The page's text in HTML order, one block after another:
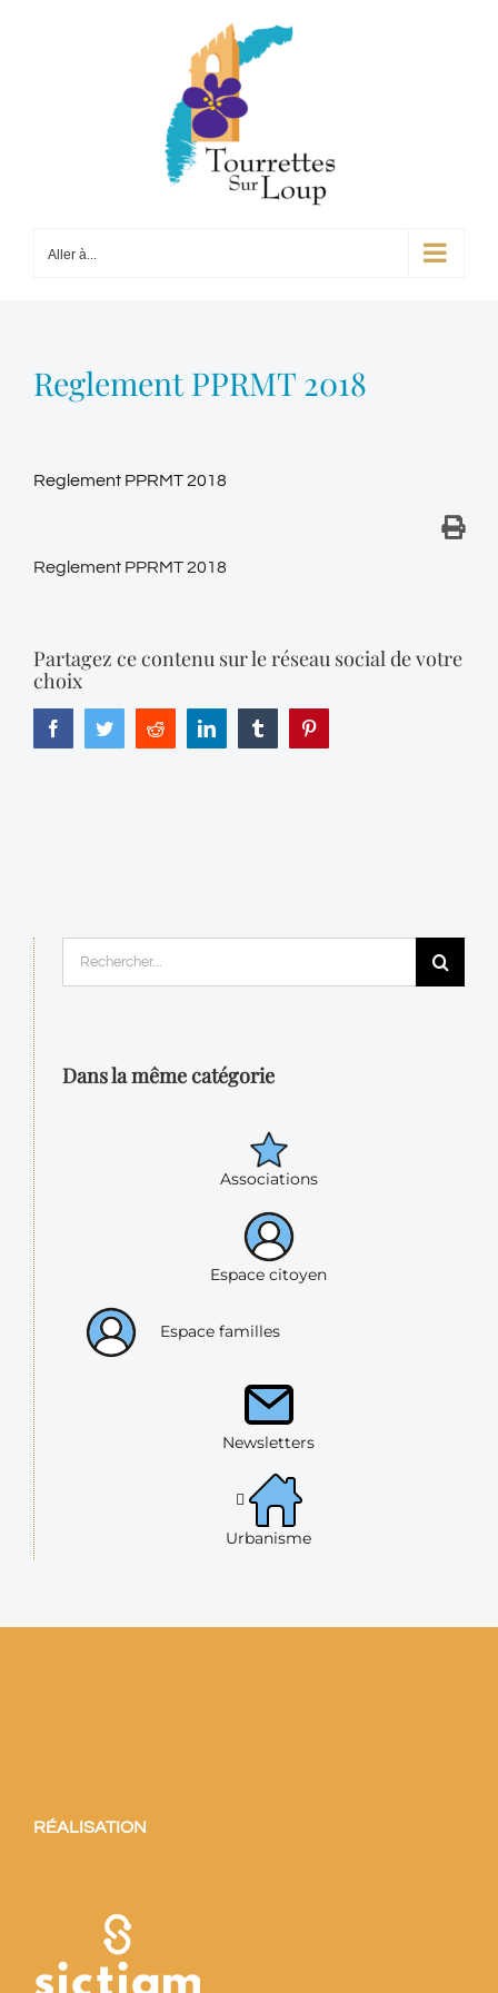
Aller à...
Reglement PPRMT 2018
Reglement PPRMT 2018
Reglement PPRMT 2018
Partagez ce contenu sur le réseau social de votre
choix
FacebookTwitterReddit LinkedIn Tumblr
Dans la même catégorie
Associations
Espace citoyen
Espace familles
Newsletters
Urbanisme
RÉALISATION